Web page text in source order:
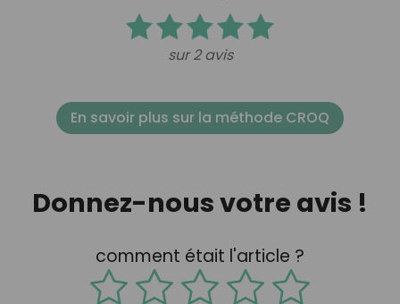
sur 2 avis
En savoir plus sur la méthode CROQ
Donnez-nous votre avis !
comment était l'article ?